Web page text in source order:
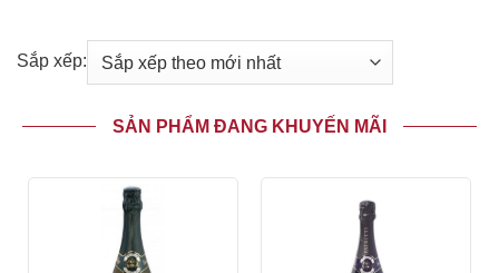
Sắp xếp:
SẢN PHẨM ĐANG KHUYẾN MÃI